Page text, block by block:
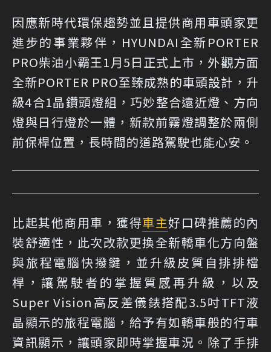
因應新時代環保趨勢並且提供商用車頭家更
進步的事業夥伴，HYUNDAI全新PORTER
PRO柴油小霸王1月5日正式上市，外觀方面
全新PORTER PRO至臻成熟的車頭設計，升
級4合1晶鑽頭燈組，巧妙整合遠近燈、方向
燈與日行燈於一體，新款前霧燈調整於兩側
前保桿位置，長時間的道路駕駛也能心安。
比起其他商用車，獲得車主好口碑推薦的內
裝舒適性，此次改款更換全新轎車化方向盤
與旅程電腦快撥鍵，並升級皮質自排排檔
桿，讓駕駛者的掌握質感再升級，以及
Super Vision高反差儀錶搭配3.5吋TFT液
晶顯示的旅程電腦，給予有如轎車般的行車
資訊顯示，讓頭家即時掌握車況。除了手排